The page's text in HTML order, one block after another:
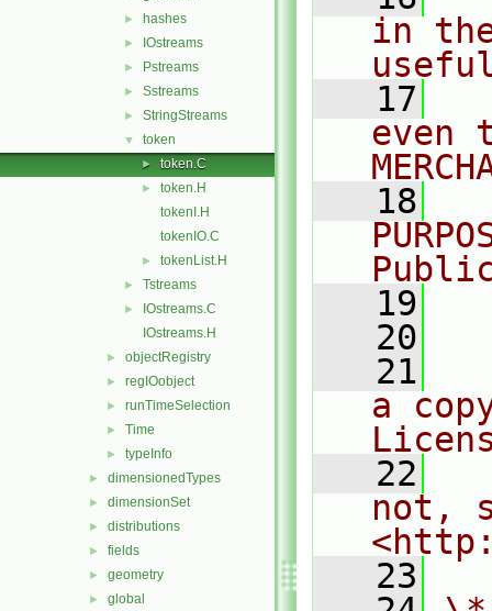
► hashes
► IOstreams
► Pstreams
► Sstreams
► StringStreams
▼ token
► token.C
►
token.H
tokenI.H
tokenIO.C
► tokenList.H
► Tstreams
►
IOstreams.C
IOstreams.H
► objectRegistry
► regIOobject
► runTimeSelection
► Time
► typeInfo
► dimensionedTypes
► dimensionSet
► distributions
► fields
► geometry
► global
in
   17
even
   18
   19
   20
   21
a
   22
not,
   23